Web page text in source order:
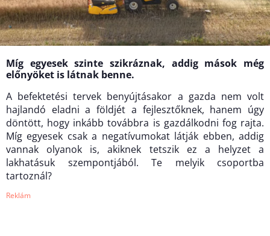
Míg egyesek szinte szikráznak, addig mások még
előnyöket is látnak benne.
A befektetési tervek benyújtásakor a gazda nem volt
hajlandó eladni a földjét a fejlesztőknek, hanem úgy
döntött, hogy inkább továbbra is gazdálkodni fog rajta.
Míg egyesek csak a negatívumokat látják ebben, addig
vannak olyanok is, akiknek tetszik ez a helyzet a
lakhatásuk szempontjából. Te melyik csoportba
tartoznál?
Reklám